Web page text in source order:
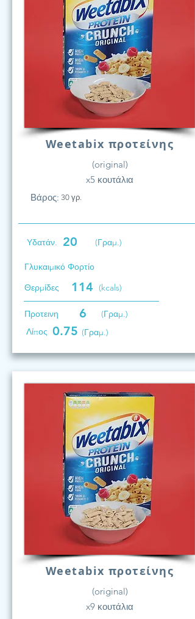
Weetabix προτείνης
(original)
x5 κουτάλια
Βάρος: 30 γρ.
Υδατάν. 20 (Γραμ.)
Γλυκαιμικό Φορτίο
Θερμίδες
114 (kcals)
Προτεινη 6
(Γραμ.)
Λίπος 0.75 (Γραμ.)
Weetabix προτείνης
(original)
x9 κουτάλια